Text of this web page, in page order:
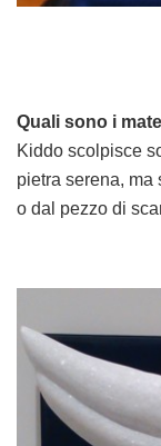
Quali sono i
Kiddo scolpisce
pietra serena, ma
o dal pezzo di